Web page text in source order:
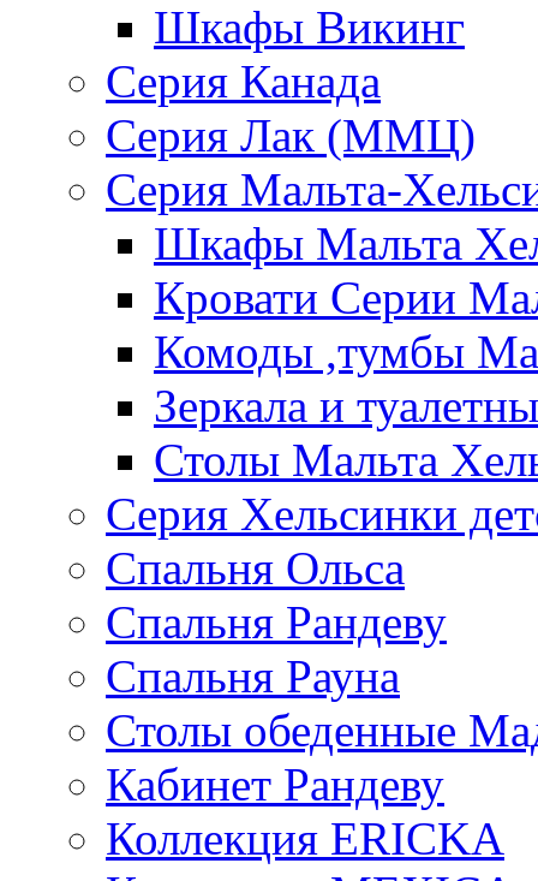
Шкафы Викинг
Серия Канада
Серия Лак (ММЦ)
Серия Мальта-
Шкафы Мальта
Кровати Серии
Комоды ,тумбы
Зеркала и
Столы Мальта
Серия Хельсинки
Спальня Ольса
Спальня Рандеву
Спальня Рауна
Столы обеденные
Кабинет Рандеву
Коллекция ERICKA